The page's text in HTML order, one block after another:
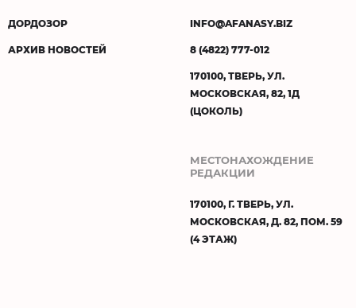
ДОРДОЗОР
АРХИВ НОВОСТЕЙ
INFO@AFANASY.BIZ
8 (4822) 777-012
170100, ТВЕРЬ, УЛ.
МОСКОВСКАЯ, 82, 1Д
(ЦОКОЛЬ)
МЕСТОНАХОЖДЕНИЕ
РЕДАКЦИИ
170100, Г. ТВЕРЬ, УЛ.
МОСКОВСКАЯ, Д. 82, ПОМ. 59
(4 ЭТАЖ)